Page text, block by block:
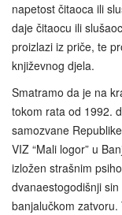
napetost čitaoca ili
daje čitaocu ili
proizlazi iz priče, te
književnog djela.
Smatramo da je na
tokom rata od 1992.
samozvane
VIZ “Mali logor” u
izložen strašnim
dvanaestogodišnji
banjalučkom